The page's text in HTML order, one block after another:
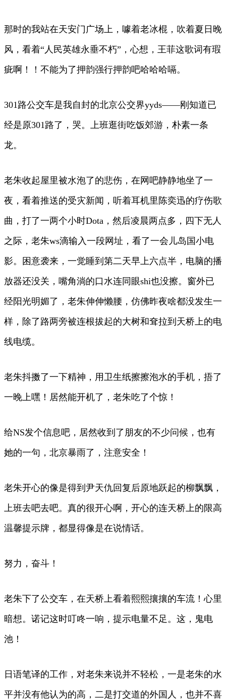
那时的我站在天安门广场上，噱着老冰棍，吹着夏日晚
风，看着“人民英雄永垂不朽”，心想，王菲这歌词有瑕
疵啊！！不能为了押韵强行押韵吧哈哈哈嗝。
301路公交车是我自封的北京公交界yyds——刚知道已
经是原301路了，哭。上班逛街吃饭郊游，朴素一条
龙。
老朱收起屋里被水泡了的悲伤，在网吧静静地坐了一
夜，看着推送的受灾新闻，听着耳机里陈奕迅的疗伤歌
曲，打了一两个小时Dota，然后凌晨两点多，四下无人
之际，老朱ws滴输入一段网址，看了一会儿岛国小电
影。困意袭来，一觉睡到第二天早上六点半，电脑的播
放器还没关，嘴角淌的口水连同眼shi也没擦。窗外已
经阳光明媚了，老朱伸伸懒腰，仿佛昨夜啥都没发生一
样，除了路两旁被连根拔起的大树和耷拉到天桥上的电
线电缆。
老朱抖擞了一下精神，用卫生纸擦擦泡水的手机，捂了
一晚上嘿！居然能开机了，老朱吃了个惊！
给NS发个信息吧，居然收到了朋友的不少问候，也有
她的一句，北京暴雨了，注意安全！
老朱开心的像是得到尹天仇回复后原地跃起的柳飘飘，
上班去吧去吧。真的很开心啊，开心的连天桥上的限高
温馨提示牌，都显得像是在说情话。
努力，奋斗！
老朱下了公交车，在天桥上看着熙熙攘攘的车流！心里
暗想。诺记这时叮咚一响，提示电量不足。这，鬼电
池！
日语笔译的工作，对老朱来说并不轻松，一是老朱的水
平并没有他认为的高，二是打交道的外国人，也并不喜